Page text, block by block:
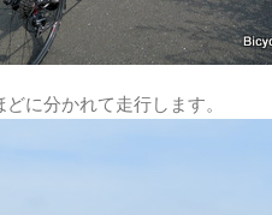
に分かれて走行します。